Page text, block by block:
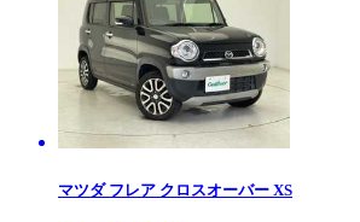
マツダ フレア クロスオーバー XS